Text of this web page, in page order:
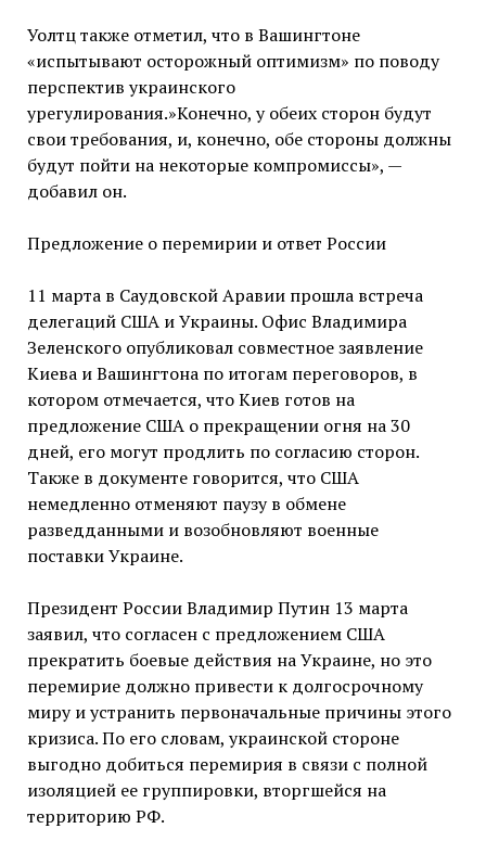
Уолтц также отметил, что в Вашингтоне
«испытывают осторожный оптимизм» по поводу
перспектив украинского
урегулирования.»Конечно, у обеих сторон будут
свои требования, и, конечно, обе стороны должны
будут пойти на некоторые компромиссы», —
добавил он.
Предложение о перемирии и ответ России
11 марта в Саудовской Аравии прошла встреча
делегаций США и Украины. Офис Владимира
Зеленского опубликовал совместное заявление
Киева и Вашингтона по итогам переговоров, в
котором отмечается, что Киев готов на
предложение США о прекращении огня на 30
дней, его могут продлить по согласию сторон.
Также в документе говорится, что США
немедленно отменяют паузу в обмене
разведданными и возобновляют военные
поставки Украине.
Президент России Владимир Путин 13 марта
заявил, что согласен с предложением США
прекратить боевые действия на Украине, но это
перемирие должно привести к долгосрочному
миру и устранить первоначальные причины этого
кризиса. По его словам, украинской стороне
выгодно добиться перемирия в связи с полной
изоляцией ее группировки, вторгшейся на
территорию РФ.